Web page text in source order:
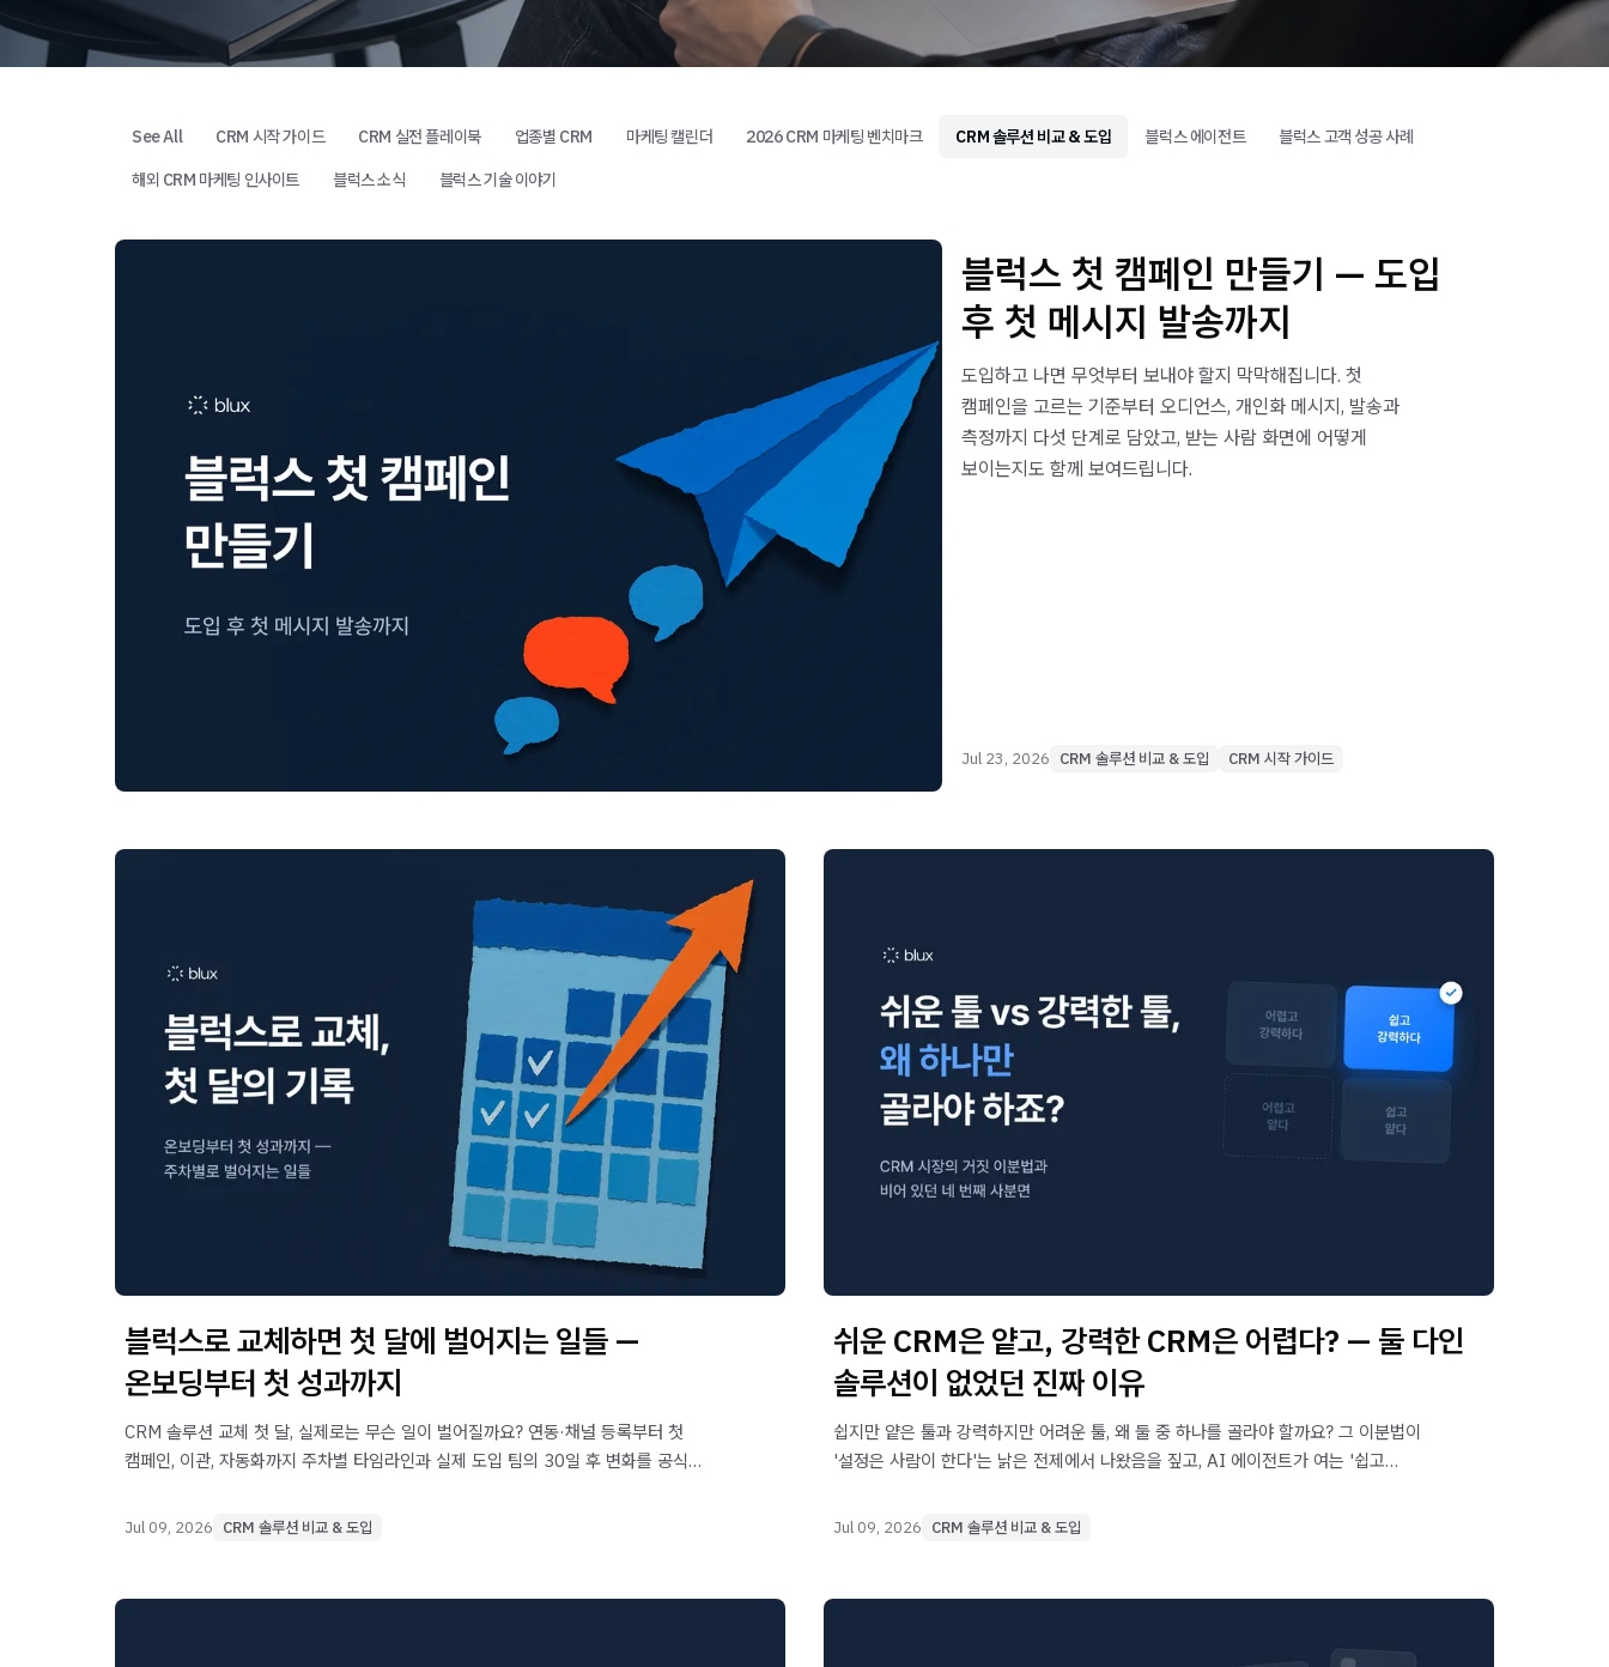
See All CRM 시작 가이드 CRM 실전 플레이북 업종별 CRM 마케팅 캘린더 2026 CRM 마케팅 벤치마크 CRM 솔루션 비교 & 도입 블럭스 에이전트
블럭스 고객 성공 사례
해외 CRM 마케팅 인사이트
블럭스 소식 블럭스 기술 이야기
블럭스 첫 캠페인 만들기 — 도입
후 첫 메시지 발송까지
도입하고 나면 무엇부터 보내야 할지 막막해집니다. 첫
캠페인을 고르는 기준부터 오디언스, 개인화 메시지, 발송과
측정까지 다섯 단계로 담았고, 받는 사람 화면에 어떻게
보이는지도 함께 보여드립니다.
Jul 23, 2026 CRM 솔루션 비교 & 도입 CRM 시작 가이드
블럭스로 교체하면 첫 달에 벌어지는 일들 —
온보딩부터 첫 성과까지
CRM 솔루션 교체 첫 달, 실제로는 무슨 일이 벌어질까요? 연동·채널 등록부터 첫
캠페인, 이관, 자동화까지 주차별 타임라인과 실제 도입 팀의 30일 후 변화를 공식
Jul 09, 2026 CRM 솔루션 비교 & 도입
쉬운 CRM은 얕고, 강력한 CRM은 어렵다? — 둘 다인
솔루션이 없었던 진짜 이유
쉽지만 얕은 툴과 강력하지만 어려운 툴, 왜 둘 중 하나를 골라야 할까요? 그 이분법이
'설정은 사람이 한다'는 낡은 전제에서 나왔음을 짚고, AI 에이전트가 여는 '쉽고
Jul 09, 2026 CRM 솔루션 비교 & 도입